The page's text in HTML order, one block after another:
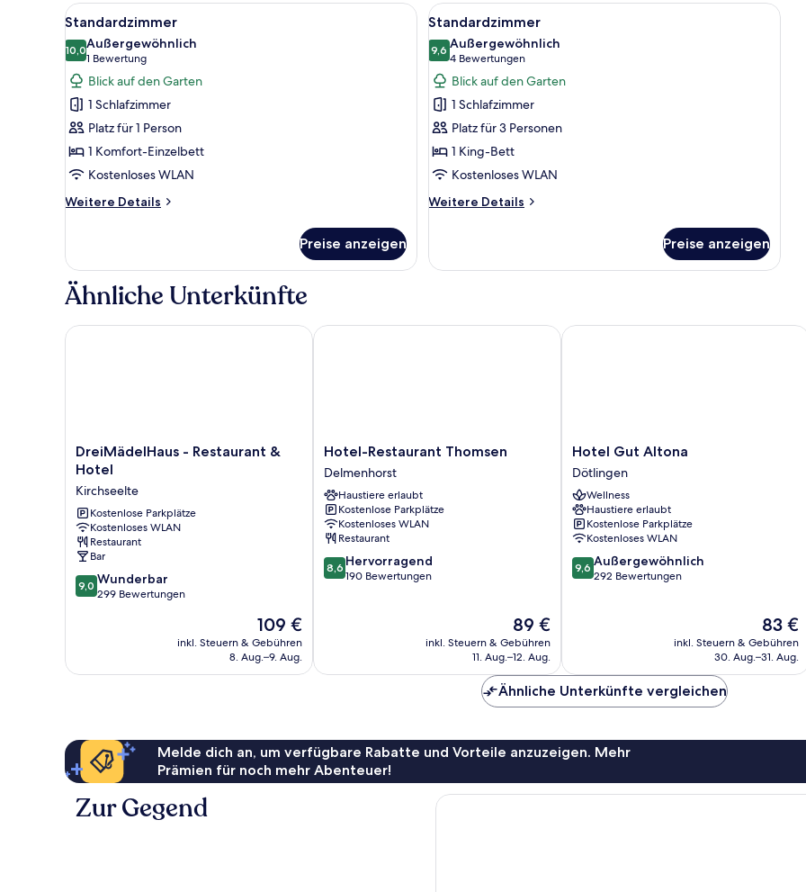
Alle
Fotos
für
Standardzimmer
anzeigen
Ein kleiner, gemütlicher Raum mit Holzvertäfelung, einem Schreibtisch mit Stuhl, einem Bett und einem
6
Standardzimmer
10,010,0 von 10
Außergewöhnlich
1 Bewertung
(1
Bewertung)
Blick auf den Garten
1 Schlafzimmer
Platz für 1 Person
1 Komfort-Einzelbett
Kostenloses WLAN
Weitere Details
Weitere
Preise anzeigen
Alle
Fotos
für
Standardzimmer
anzeigen
Ein Hotelzimmer mit Bett,
7
Standardzimmer
9,69,6 von 10
Außergewöhnlich
4 Bewertungen
(4
Bewertungen)
Blick auf den Garten
1 Schlafzimmer
Platz für 3 Personen
1 King-Bett
Kostenloses WLAN
Weitere Details
Weitere
Preise anzeigen
Ähnliche Unterkünfte
DreiMädelHaus
-
&
Hotel
Kirchseelte
DreiMädelHaus - Restaurant &
Hotel
Kirchseelte
Kostenlose Parkplätze
Kostenloses WLAN
Restaurant
Bar
9.0
von
9,0 Wunderbar
299 Bewertungen
Der
Preis
beträgt
109 €
inkl. Steuern & Gebühren
8. Aug.–9. Aug.
DreiMädelHaus - Restaurant & Hotel
Hotel-
Restaurant
Thomsen
Delmenhorst
Hotel-Restaurant Thomsen
Delmenhorst
Haustiere erlaubt
Kostenlose Parkplätze
Kostenloses WLAN
Restaurant
8.6
von
8,6 Hervorragend
190 Bewertungen
Der
Preis
beträgt
89 €
inkl. Steuern & Gebühren
11. Aug.–12. Aug.
Hotel-Restaurant Thomsen
Hotel
Gut
Altona
Dötlingen
Hotel Gut Altona
Dötlingen
Wellness
Haustiere erlaubt
Kostenlose Parkplätze
Kostenloses WLAN
9.6
von
9,6 Außergewöhnlich
292 Bewertungen
Der
Preis
beträgt
83 €
inkl. Steuern & Gebühren
30. Aug.–31. Aug.
Hotel Gut Altona
Ähnliche Unterkünfte vergleichen
Melde dich an, um verfügbare Rabatte und Vorteile anzuzeigen. Mehr
Prämien für noch mehr Abenteuer!
Zur Gegend